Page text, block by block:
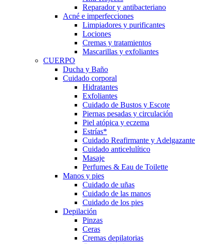
Reparador y antibacteriano
Acné e imperfecciones
Limpiadores y purificantes
Lociones
Cremas y tratamientos
Mascarillas y exfoliantes
CUERPO
Ducha y Baño
Cuidado corporal
Hidratantes
Exfoliantes
Cuidado de Bustos y Escote
Piernas pesadas y circulación
Piel atópica y eczema
Estrías*
Cuidado Reafirmante y Adelgazante
Cuidado anticelulítico
Masaje
Perfumes & Eau de Toilette
Manos y pies
Cuidado de uñas
Cuidado de las manos
Cuidado de los pies
Depilación
Pinzas
Ceras
Cremas depilatorias